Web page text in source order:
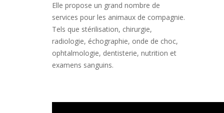
Elle propose un grand nombre de
services pour les animaux de compagnie.
Tels que stérilisation, chirurgie,
radiologie, échographie, onde de choc,
ophtalmologie, dentisterie, nutrition et
examens sanguins.